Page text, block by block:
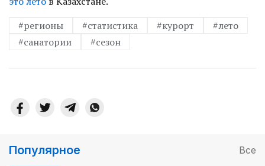
#регионы
#статистика #курорт
#лето
#санатории
#сезон
Популярное Все